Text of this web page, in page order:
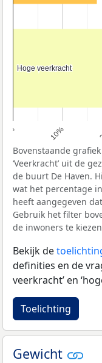
0% 10%
Hoge veerkracht
Hoge veerkracht
Bovenstaande
‘Veerkracht’ uit de
de buurt De Haven.
wat het percentage
heeft aangegeven
Gebruik het filter
de inwoners te
Bekijk de
definities en de
veerkracht’ en
Toelichting
Gewicht